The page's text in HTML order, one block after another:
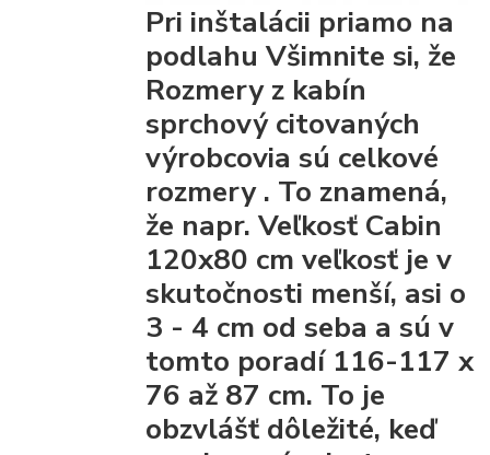
Pri inštalácii priamo na
podlahu Všimnite si, že
Rozmery z kabín
sprchový citovaných
výrobcoviasú celkové
rozmery. To znamená,
že napr. Veľkosť Cabin
120x80 cm veľkosť je v
skutočnosti menší, asi o
3 - 4 cm od seba a sú v
tomto poradí 116-117 x
76 až 87 cm. To je
obzvlášť dôležité, keď